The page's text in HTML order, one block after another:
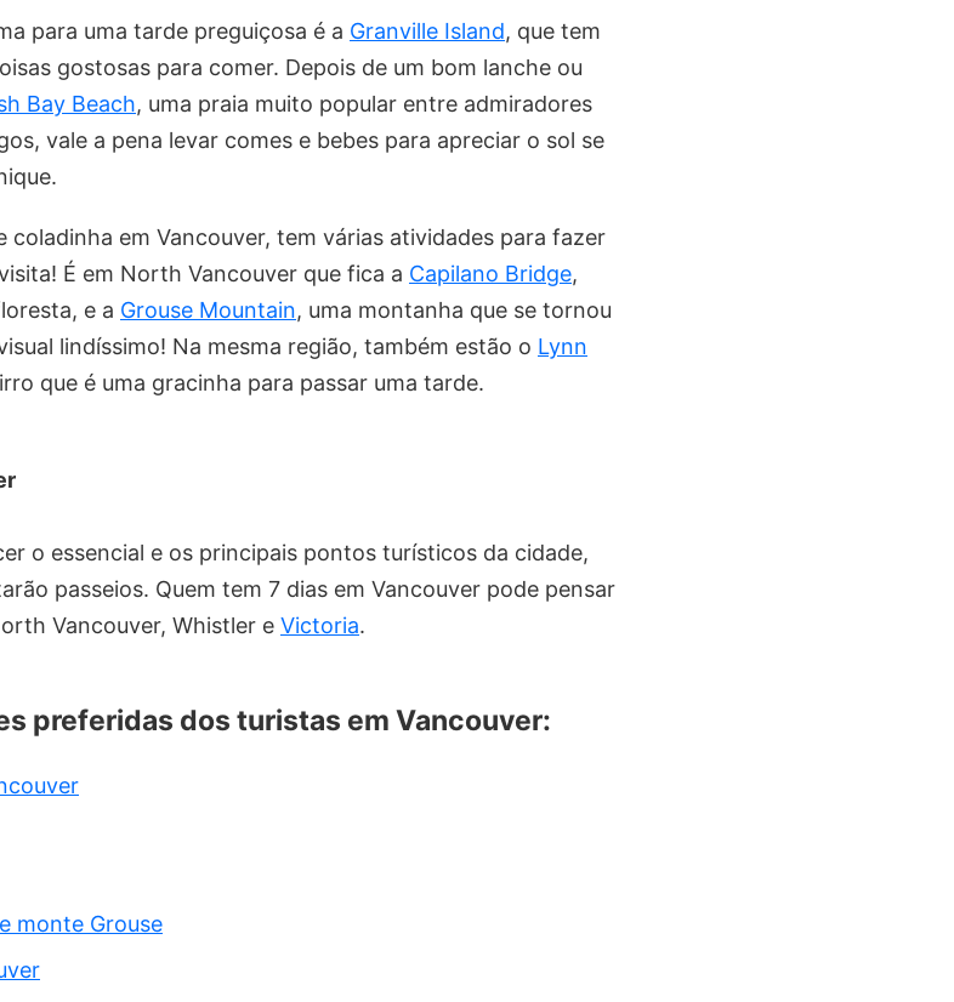
para uma tarde preguiçosa é a Granville Island, que tem
gostosas para comer. Depois de um bom lanche ou
Bay Beach, uma praia muito popular entre admiradores
vale a pena levar comes e bebes para apreciar o sol se
em Vancouver, tem várias atividades para fazer
É em North Vancouver que fica a Capilano Bridge,
e a Grouse Mountain, uma montanha que se tornou
lindíssimo! Na mesma região, também estão o Lynn
que é uma gracinha para passar uma tarde.
o essencial e os principais pontos turísticos da cidade,
passeios. Quem tem 7 dias em Vancouver pode pensar
Vancouver, Whistler e Victoria.
preferidas dos turistas em Vancouver:
monte Grouse